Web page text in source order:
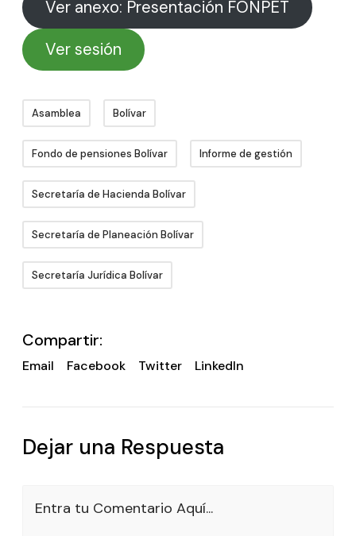
Ver anexo: Presentación FONPET
Ver sesión
Asamblea Bolívar
Fondo de pensiones Bolívar Informe de gestión
Secretaría de Hacienda Bolívar
Secretaría de Planeación Bolívar
Secretaría Jurídica Bolívar
Compartir:
Email Facebook Twitter LinkedIn
Dejar una Respuesta
Entra tu Comentario Aquí...